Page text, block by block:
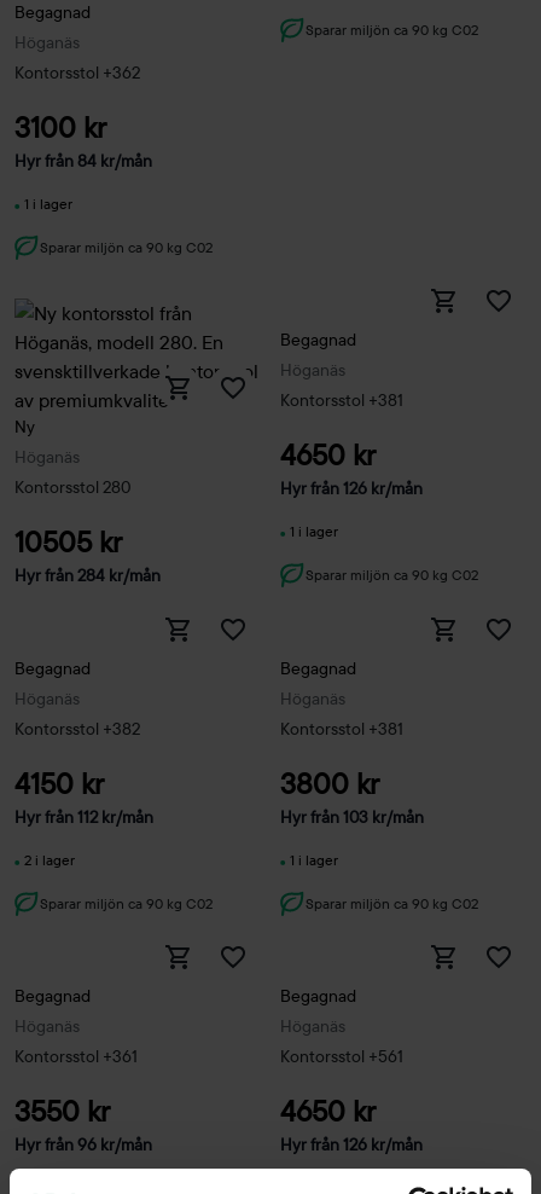
Höganäs
Begagnad
Kontorsstol +362
3100 kr
Hyr från 84 kr/mån
1 i lager
Sparar miljön ca 90 kg C02
Sparar miljön ca 90 kg C02
Höganäs
Ny
Kontorsstol 280
10505 kr
Hyr från284 kr/mån
Höganäs
Begagnad
Kontorsstol +381
4650 kr
Hyr från126 kr/mån
1 i lager
Sparar miljön ca 90 kg C02
Höganäs
Begagnad
Kontorsstol +382
4150 kr
Hyr från112 kr/mån
2 i lager
Sparar miljön ca 90 kg C02
Höganäs
Begagnad
Kontorsstol +381
3800 kr
Hyr från103 kr/mån
1 i lager
Sparar miljön ca 90 kg C02
Höganäs
Begagnad
Kontorsstol +361
3550 kr
Hyr från96 kr/mån
Höganäs
Begagnad
Kontorsstol +561
4650 kr
Hyr från126 kr/mån